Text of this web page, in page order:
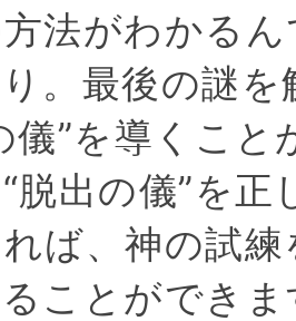
法がわかる
り。最後の謎
儀”を導くこ
脱出の儀”を
ば、神の試
ことができま